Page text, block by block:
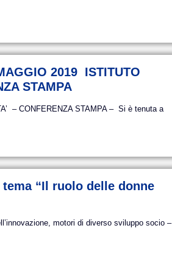
2019 ISTITUTO
STAMPA
– CONFERENZA STAMPA – Si è tenuta a
“Il ruolo delle donne
motori di diverso sviluppo socio –